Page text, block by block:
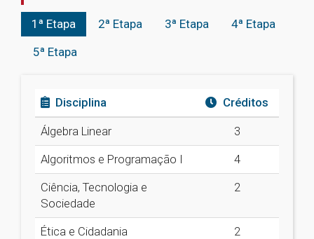
1ª Etapa 2ª Etapa 3ª Etapa
4ª Etapa
5ª Etapa
Disciplina Créditos
Álgebra Linear
3
Algoritmos e Programação I
4
Ciência, Tecnologia e
Sociedade
2
Ética e Cidadania
2